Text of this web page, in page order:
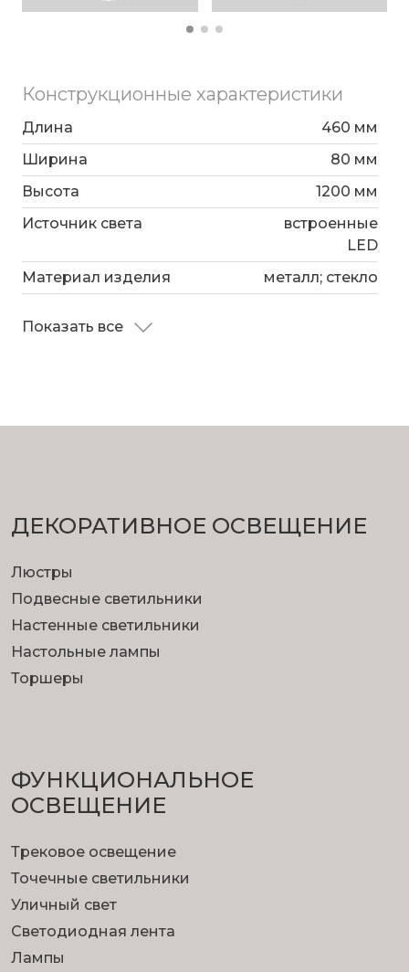
Конструкционные характеристики
Длина
460 мм
Ширина
80 мм
Высота
1200 мм
Источник света
встроенные
LED
Материал изделия
металл; стекло
Показать все
ДЕКОРАТИВНОЕ ОСВЕЩЕНИЕ
Люстры
Подвесные светильники
Настенные светильники
Настольные лампы
Торшеры
ФУНКЦИОНА­ЛЬНОЕ
ОСВЕЩЕНИЕ
Трековое освещение
Точечные светильники
Уличный свет
Светодиодная лента
Лампы